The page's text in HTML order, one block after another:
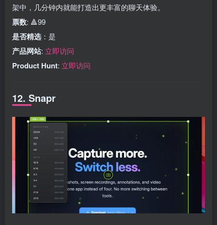
架中，几分钟内就能打造出更丰富的聊天体验。
票数: 🔺99
是否精选 ：是
产品网站: 立即访问
Product Hunt: 立即访问
12. Snapr